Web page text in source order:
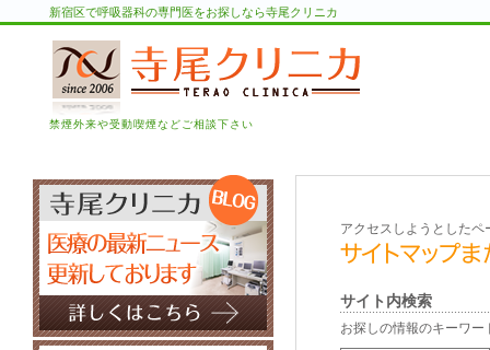
新宿区で呼吸器科の専門医をお探しなら寺尾クリニカ
禁煙外来や受動喫煙などご相談下さい
アクセスしようとした
サイト内検索
お探しの情報のキーワ